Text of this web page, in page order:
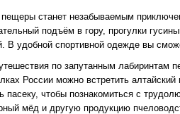
пещеры станет незабываемым
подъём в гору, прогулки
В удобной спортивной одежде вы
по запутанным лабиринтам
России можно встретить
пасеку, чтобы познакомиться с
мёд и другую продукцию